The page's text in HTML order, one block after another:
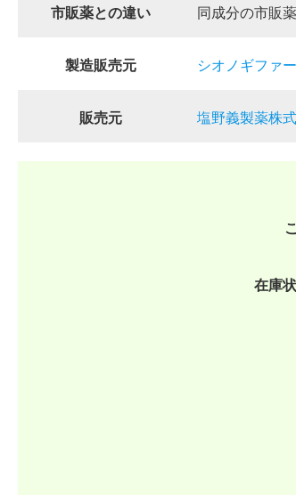
市販薬との違い 同成分の市販
製造販売元 シオノギファ
販売元 塩野義製薬株
在庫